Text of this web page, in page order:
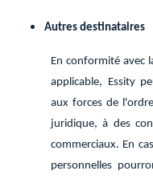
Autres destinataires
En conformité avec
applicable, Essity
aux forces de
juridique, à des
commerciaux. En
personnelles